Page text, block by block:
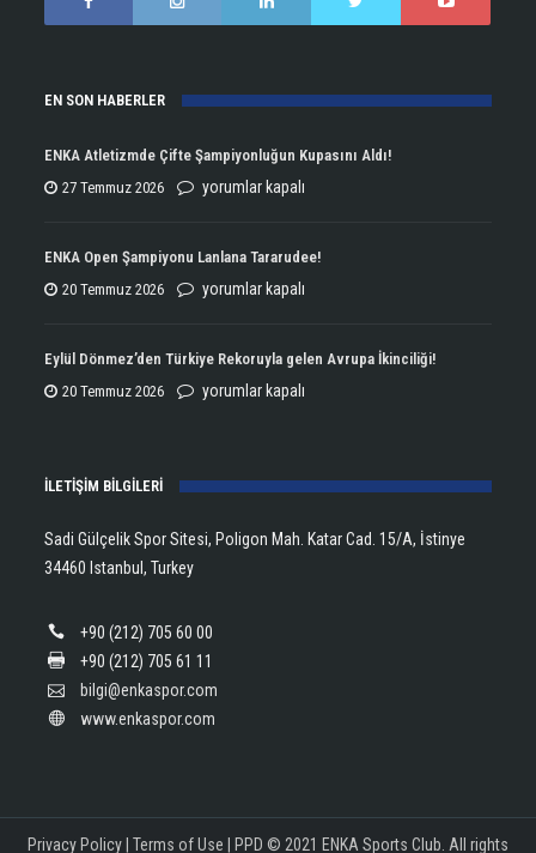
EN SON HABERLER
ENKA Atletizmde Çifte Şampiyonluğun Kupasını Aldı!
27 Temmuz 2026
ENKA
Çifte
Şampiyonluğun
yorumlar kapalı
ENKA Open Şampiyonu Lanlana Tararudee!
20 Temmuz 2026
ENKA
Şampiyonu
Lanlana
yorumlar kapalı
Eylül Dönmez’den Türkiye Rekoruyla gelen Avrupa İkinciliği!
20 Temmuz 2026
Eylül
Rekoruyla
Avrupa
yorumlar kapalı
İLETİŞİM BİLGİLERİ
Sadi Gülçelik Spor Sitesi, Poligon Mah. Katar Cad. 15/A, İstinye
34460 Istanbul, Turkey
+90 (212) 705 60 00
+90 (212) 705 61 11
bilgi@enkaspor.com
www.enkaspor.com
Privacy Policy| Terms of Use | PPD © 2021 ENKA Sports Club. All rights